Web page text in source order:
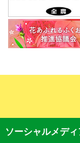
ソーシャルメデ